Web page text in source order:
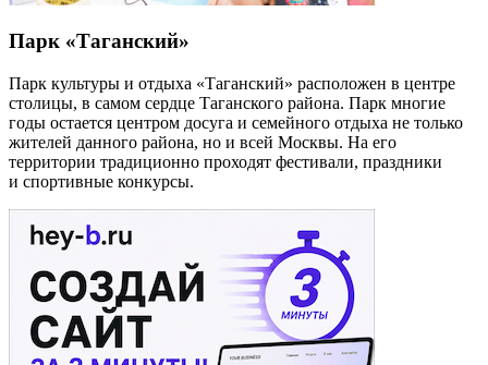
Парк «Таганский»
Парк культуры и отдыха «Таганский» расположен в центре
столицы, в самом сердце Таганского района. Парк многие
годы остается центром досуга и семейного отдыха не только
жителей данного района, но и всей Москвы. На его
территории традиционно проходят фестивали, праздники
и спортивные конкурсы.